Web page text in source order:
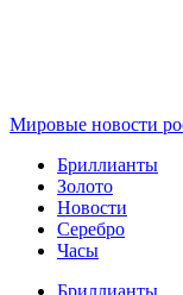
Мировые новости
Бриллианты
Золото
Новости
Серебро
Часы
Бриллианты